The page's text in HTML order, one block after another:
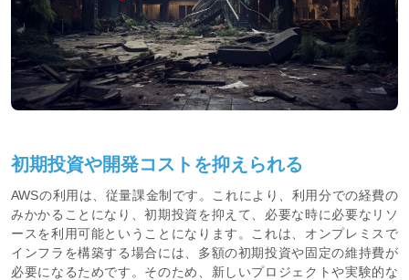
初期投資や開発コストを抑えられる
AWSの利用は、従量課金制です。これにより、利用分での経費の
みかかることになり、初期投資を抑えて、必要な時に必要なリソ
ースを利用可能ということになります。これは、オンプレミスで
インフラを構築する場合には、多額の初期投資や固定の維持費が
必要になるためです。そのため、新しいプロジェクトや実験的な